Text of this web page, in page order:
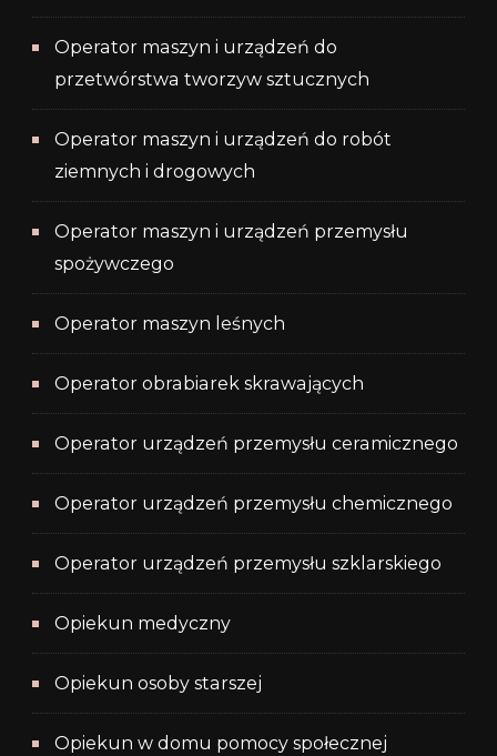
Operator maszyn i urządzeń do
przetwórstwa tworzyw sztucznych
Operator maszyn i urządzeń do robót
ziemnych i drogowych
Operator maszyn i urządzeń przemysłu
spożywczego
Operator maszyn leśnych
Operator obrabiarek skrawających
Operator urządzeń przemysłu ceramicznego
Operator urządzeń przemysłu chemicznego
Operator urządzeń przemysłu szklarskiego
Opiekun medyczny
Opiekun osoby starszej
Opiekun w domu pomocy społecznej